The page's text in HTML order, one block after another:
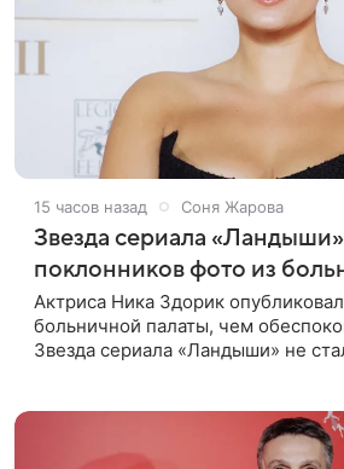
15 часов назад Соня Жарова
Звезда сериала «Ландыши»
поклонников фото из
Актриса Ника Здорик
больничной палаты, чем
Звезда сериала «Ландыши» не